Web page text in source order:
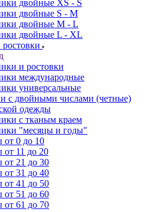
двойные XS - S
двойные S - M
двойные M - L
двойные L - XL
и ростовки
международные
универсальные
с двойными числами (четные)
одежды
с тканым краем
"месяцы и годы"
от 0 до 10
от 11 до 20
от 21 до 30
от 31 до 40
от 41 до 50
от 51 до 60
от 61 до 70